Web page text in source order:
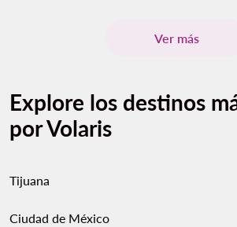
Ver más
Explore los destinos
por Volaris
Tijuana
Ciudad de México